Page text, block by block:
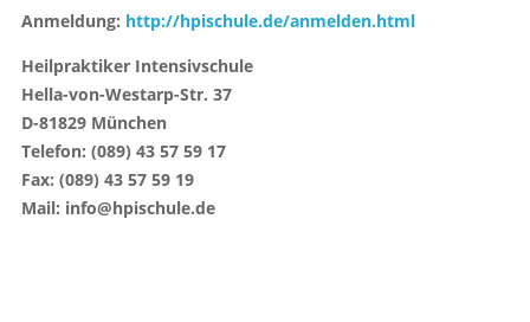
Anmeldung: http://hpischule.de/anmelden.html
Heilpraktiker Intensivschule
Hella-von-Westarp-Str. 37
D-81829 München
Telefon: (089) 43 57 59 17
Fax: (089) 43 57 59 19
Mail: info@hpischule.de